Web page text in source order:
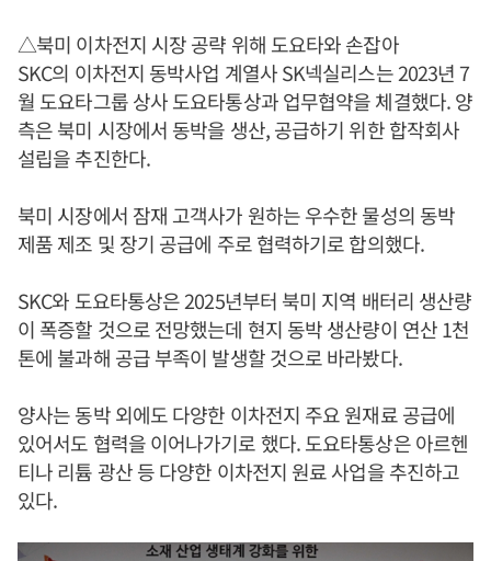
△북미 이차전지 시장 공략 위해 도요타와 손잡아
SKC의 이차전지 동박사업 계열사 SK넥실리스는 2023년 7
월 도요타그룹 상사 도요타통상과 업무협약을 체결했다. 양
측은 북미 시장에서 동박을 생산, 공급하기 위한 합작회사
설립을 추진한다.
북미 시장에서 잠재 고객사가 원하는 우수한 물성의 동박
제품 제조 및 장기 공급에 주로 협력하기로 합의했다.
SKC와 도요타통상은 2025년부터 북미 지역 배터리 생산량
이 폭증할 것으로 전망했는데 현지 동박 생산량이 연산 1천
톤에 불과해 공급 부족이 발생할 것으로 바라봤다.
양사는 동박 외에도 다양한 이차전지 주요 원재료 공급에
있어서도 협력을 이어나가기로 했다. 도요타통상은 아르헨
티나 리튬 광산 등 다양한 이차전지 원료 사업을 추진하고
있다.